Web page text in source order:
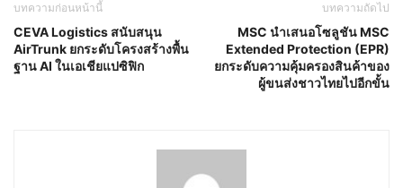
บทความก่อนหน้านี้
CEVA Logistics สนับสนุน
AirTrunk ยกระดับโครงสร้างพื้น
ฐาน AI ในเอเชียแปซิฟิก
บทความถัดไป
MSC นำเสนอโซลูชัน MSC
Extended Protection (EPR)
ยกระดับความคุ้มครองสินค้าของ
ผู้ขนส่งชาวไทยไปอีกขั้น